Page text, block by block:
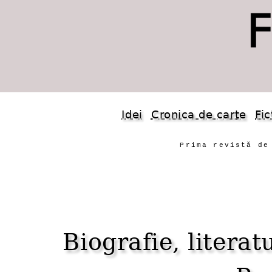
Idei Cronica de carte
Prima revistă
Biografie,